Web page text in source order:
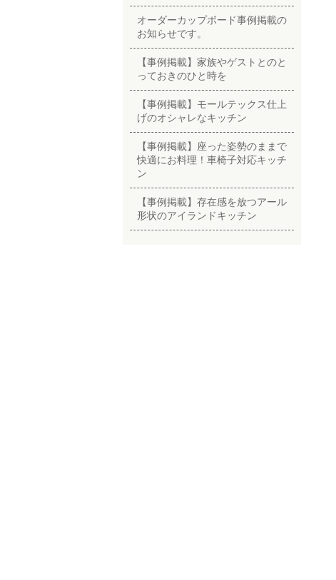
オーダーカップボード事例掲載の
お知らせです。
【事例掲載】家族やゲストとのと
っておきのひと時を
【事例掲載】モールテックス仕上
げのオシャレなキッチン
【事例掲載】座った姿勢のままで
快適にお料理！車椅子対応キッチ
ン
【事例掲載】存在感を放つアール
形状のアイランドキッチン